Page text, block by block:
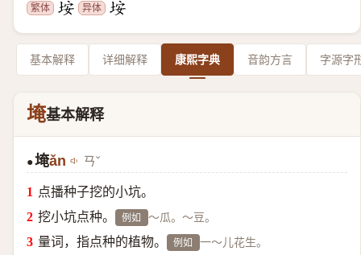
繁体 异体
基本解释 详细解释 康熙字典 音韵方言 字源字
埯基本解释
●埯ǎn ㄢˇ
点播种子挖的小坑。
挖小坑点种。
例如 ～瓜。～豆。
量词，指点种的植物。 例如 一～儿花生。